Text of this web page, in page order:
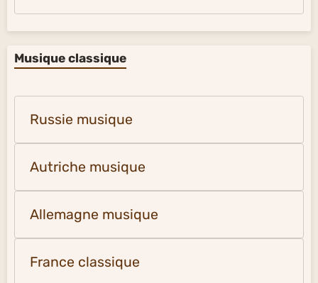
Musique classique
Russie musique
Autriche musique
Allemagne musique
France classique